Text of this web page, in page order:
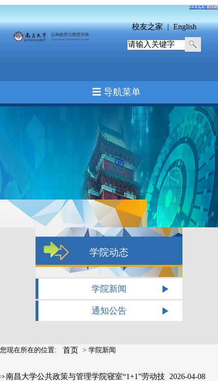
校友之家 | English
☰ 导航菜单
学院动态
学院新闻
通知公告
您现在所在的位置: 首页 > 学院新闻
南昌大学公共政策与管理学院寝室“1+1”劳动技 2026-04-08